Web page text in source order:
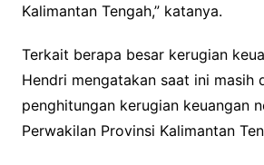
Kalimantan Tengah,” katanya.
Terkait berapa besar kerugian
Hendri mengatakan saat ini masih
penghitungan kerugian keuangan
Perwakilan Provinsi Kalimantan